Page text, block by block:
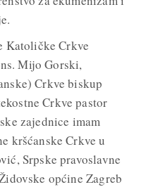
Katoličke Crkve
Mijo Gorski,
Crkve biskup
Crkve pastor
zajednice imam
kršćanske Crkve u
Srpske pravoslavne
općine Zagreb